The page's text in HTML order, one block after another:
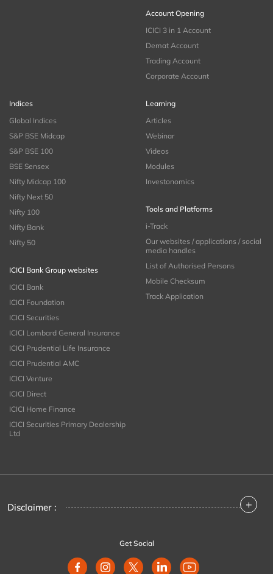
Account Opening
ICICI 3 in 1 Account
Demat Account
Trading Account
Corporate Account
Indices
Global Indices
S&P BSE Midcap
S&P BSE 100
BSE Sensex
Nifty Midcap 100
Nifty Next 50
Nifty 100
Nifty Bank
Nifty 50
ICICI Bank Group websites
ICICI Bank
ICICI Foundation
ICICI Securities
ICICI Lombard General Insurance
ICICI Prudential Life Insurance
ICICI Prudential AMC
ICICI Venture
ICICI Direct
ICICI Home Finance
ICICI Securities Primary Dealership
Ltd
Learning
Articles
Webinar
Videos
Modules
Investonomics
Tools and Platforms
i-Track
Our websites / applications / social
media handles
List of Authorised Persons
Mobile Checksum
Track Application
Disclaimer : +
Get Social